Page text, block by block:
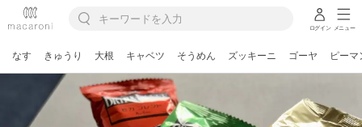
ログイン メニュー
なす きゅうり 大根 キャベツ そうめん ズッキーニ ゴーヤ ピーマ